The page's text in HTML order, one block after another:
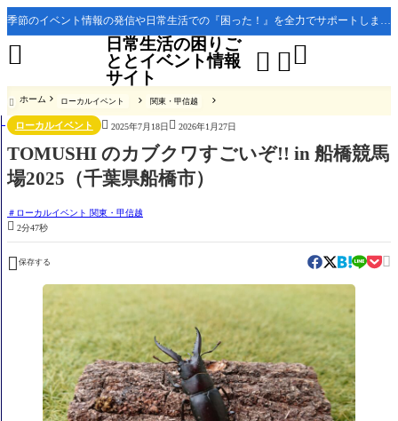
季節のイベント情報の発信や日常生活での『困った！』を全力でサポートします。
日常生活の困りご
ととイベント情報
サイト
 

 ホーム ローカルイベント 関東・甲信越
ローカルイベント  2025年7月18日  2026年1月27日
TOMUSHI のカブクワすごいぞ!! in 船橋競馬
場2025（千葉県船橋市）
ローカルイベント 関東・甲信越
 2分47秒
 保存する 